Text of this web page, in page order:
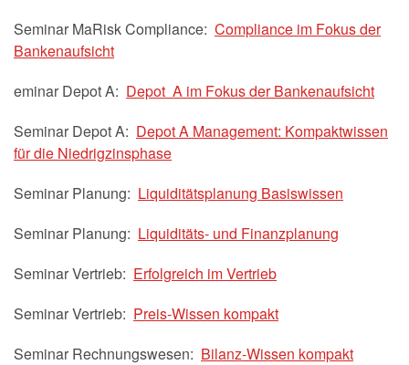
Seminar MaRisk Compliance: Compliance im Fokus der
Bankenaufsicht
eminar Depot A: Depot A im Fokus der Bankenaufsicht
Seminar Depot A: Depot A Management: Kompaktwissen
für die Niedrigzinsphase
Seminar Planung: Liquiditätsplanung Basiswissen
Seminar Planung: Liquiditäts- und Finanzplanung
Seminar Vertrieb: Erfolgreich im Vertrieb
Seminar Vertrieb: Preis-Wissen kompakt
Seminar Rechnungswesen: Bilanz-Wissen kompakt